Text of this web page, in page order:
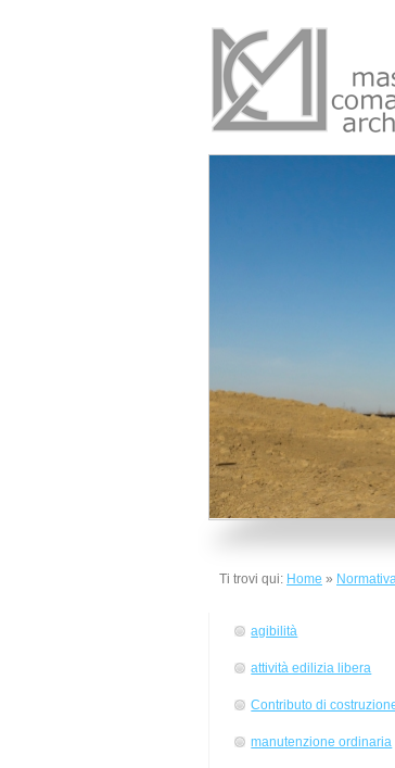
Ti trovi qui: Home »
agibilità
attività edilizia libera
Contributo di
manutenzione ordinaria